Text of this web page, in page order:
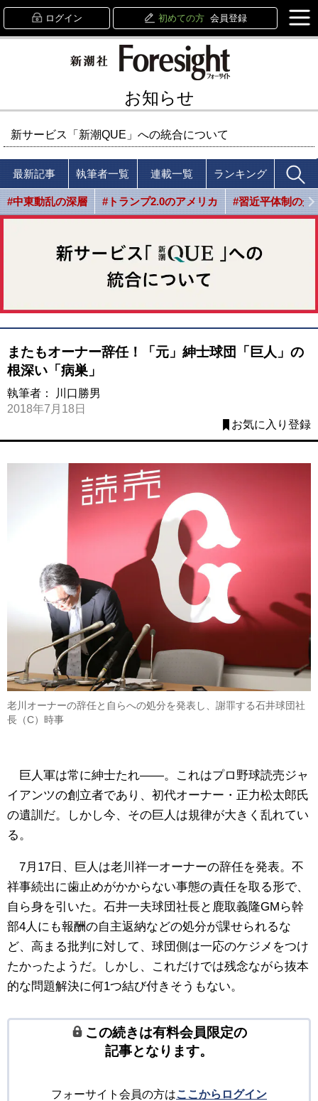
ログイン 初めての方 会員登録
お知らせ
新サービス「新潮QUE」への統合について
最新記事 執筆者一覧 連載一覧 ランキング
#中東動乱の深層 #トランプ2.0のアメリカ #習近平体制の光
またもオーナー辞任！「元」紳士球団「巨人」の
根深い「病巣」
執筆者：
川口勝男
2018年7月18日
お気に入り登録
老川オーナーの辞任と自らへの処分を発表し、謝罪する石井球団社
長（C）時事
巨人軍は常に紳士たれ――。これはプロ野球読売ジャ
イアンツの創立者であり、初代オーナー・正力松太郎氏
の遺訓だ。しかし今、その巨人は規律が大きく乱れてい
る。
7月17日、巨人は老川祥一オーナーの辞任を発表。不
祥事続出に歯止めがかからない事態の責任を取る形で、
自ら身を引いた。石井一夫球団社長と鹿取義隆GMら幹
部4人にも報酬の自主返納などの処分が課せられるな
ど、高まる批判に対して、球団側は一応のケジメをつけ
たかったようだ。しかし、これだけでは残念ながら抜本
的な問題解決に何1つ結び付きそうもない。
この続きは有料会員限定の
記事となります。
フォーサイト会員の方はここからログイン